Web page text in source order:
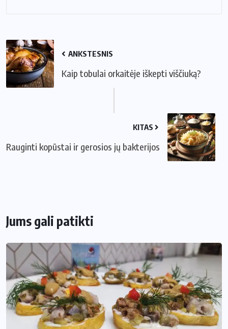
ANKSTESNIS
Kaip tobulai orkaitėje iškepti viščiuką?
KITAS
Rauginti kopūstai ir gerosios jų bakterijos
Jums gali patikti